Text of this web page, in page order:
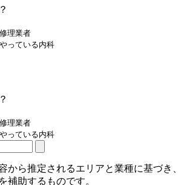
理業者
っている内科
理業者
っている内科
から推定されるエリアと業種に基づき、
補助するものです。